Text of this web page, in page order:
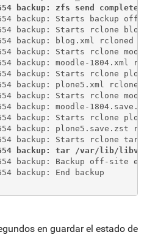
backup: zfs send completed
backup: Starts backup
backup: Starts rclone
backup: blog.xml rcloned
backup: Starts rclone
backup: moodle-1804.xml
backup: Starts rclone
backup: plone5.xml rcloned
backup: Starts rclone
backup: moodle-
backup: Starts rclone
backup: plone5.save.zst
backup: tar /var/lib/
backup: Backup off-site
backup: End backup
en guardar el estado de